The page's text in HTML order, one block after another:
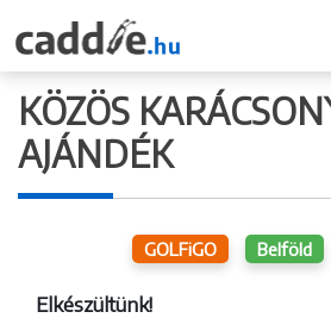
KÖZÖS
AJÁNDÉK
Belföld
GOLFiGO
Elkészültünk!